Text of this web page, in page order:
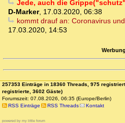
Jede, auch die
D-Marker, 17.03.2020, 06:38
kommt drauf an: Coronavirus
17.03.2020, 14:53
Werbung
257353 Einträge in 18360 Threads, 975
registrierte, 3602 Gäste)
Forumszeit: 07.08.2026, 06:35 (Europe/Berlin)
RSS Einträge
RSS Threads Kontakt
powered by my little forum